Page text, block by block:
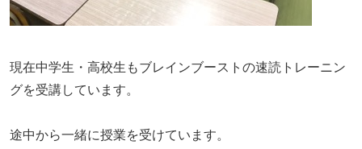
現在中学生・高校生もブレインブーストの速読トレーニン
グを受講しています。
途中から一緒に授業を受けています。